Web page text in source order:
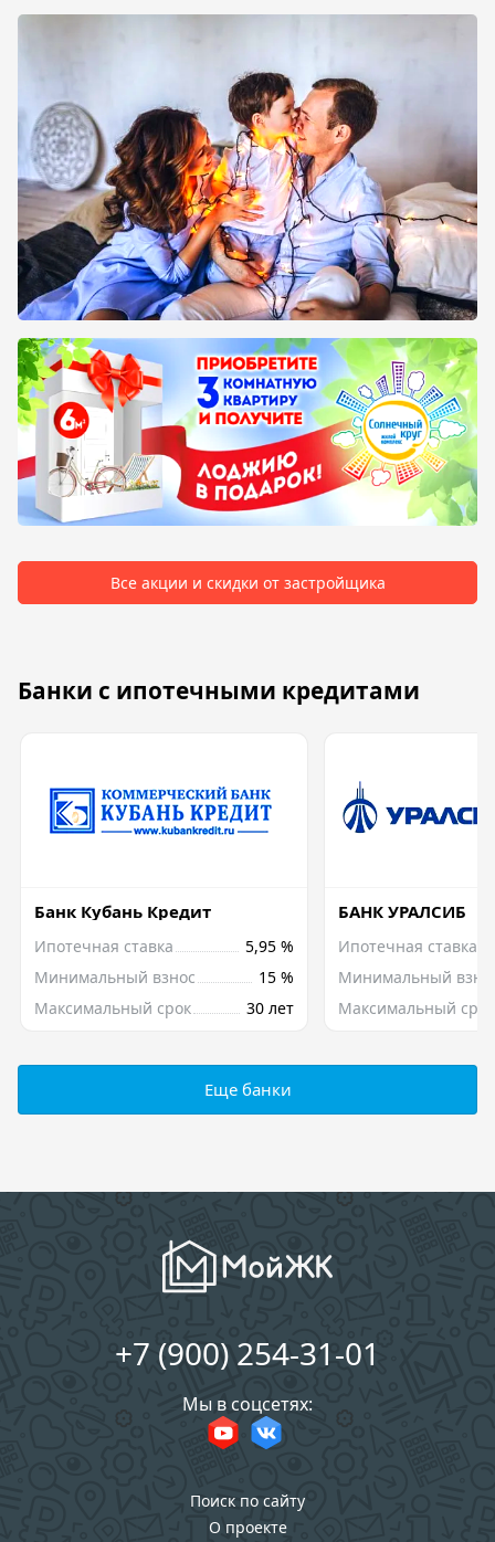
Все акции и скидки от застройщика
Банки с ипотечными кредитами
Банк Кубань Кредит
Ипотечная ставка
5,95 %
Минимальный взнос
15 %
Максимальный срок
30 лет
БАНК УРАЛСИБ
Ипотечная ставка
Минимальный
Максимальный срок
Еще банки
+7 (900) 254-31-01
Мы в соцсетях:
Поиск по сайту
О проекте